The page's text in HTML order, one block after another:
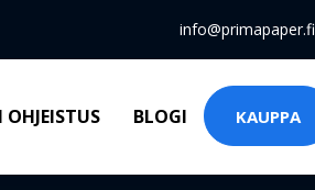
info@primapaper.fi
OHJEISTUS BLOGI KAUPPA